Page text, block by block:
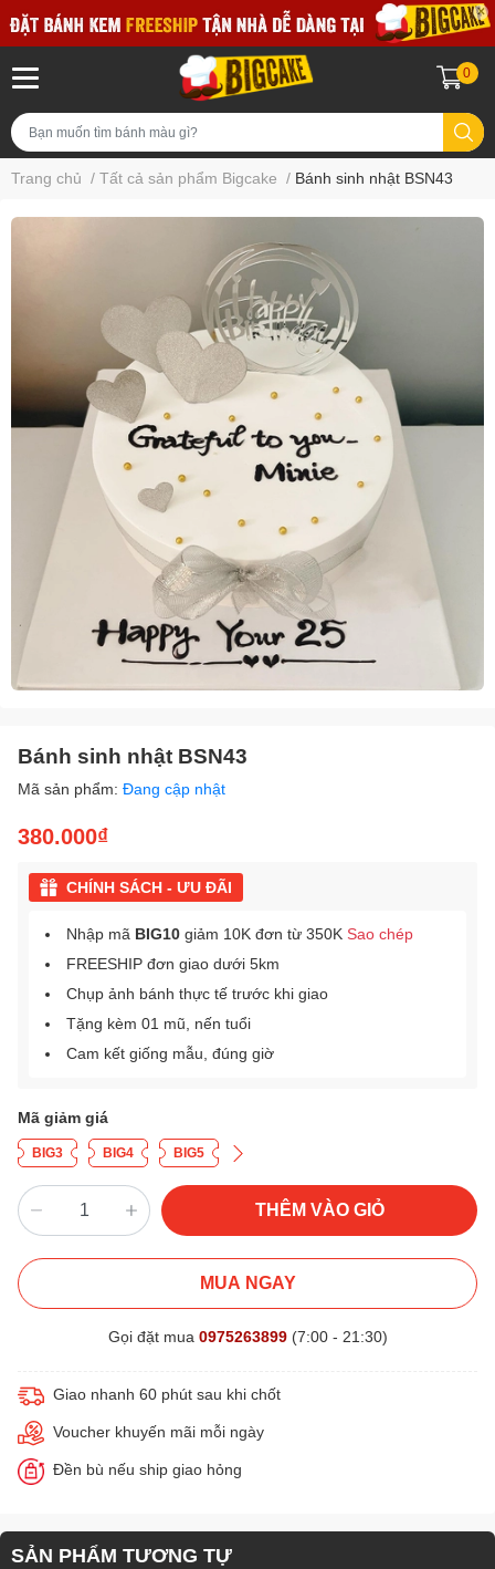
0
Trang chủ / Tất cả sản phẩm Bigcake / Bánh sinh nhật BSN43
Bánh sinh nhật BSN43
Mã sản phẩm: Đang cập nhật
380.000₫
CHÍNH SÁCH - ƯU ĐÃI
Nhập mã BIG10 giảm 10K đơn từ 350K Sao chép
FREESHIP đơn giao dưới 5km
Chụp ảnh bánh thực tế trước khi giao
Tặng kèm 01 mũ, nến tuổi
Cam kết giống mẫu, đúng giờ
Mã giảm giá
BIG3 BIG4 BIG5
THÊM VÀO GIỎ
MUA NGAY
Gọi đặt mua 0975263899(7:00 - 21:30)
Giao nhanh 60 phút sau khi chốt
Voucher khuyến mãi mỗi ngày
Đền bù nếu ship giao hỏng
SẢN PHẨM TƯƠNG TỰ